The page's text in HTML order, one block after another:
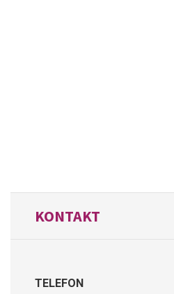
KONTAKT
TELEFON